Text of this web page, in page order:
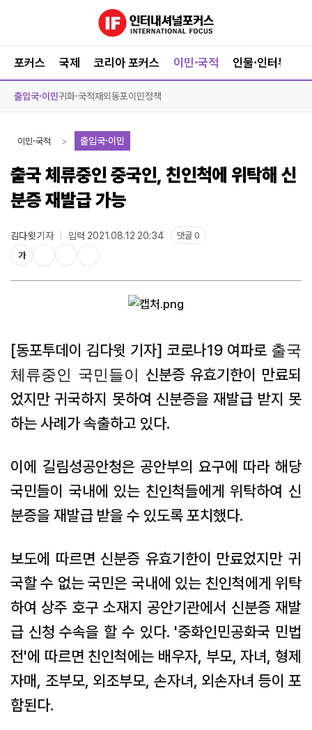
포커스 국제 코리아 포커스 이민·국적 인물·인터뷰
출입국·이민귀화·국적재외동포이민정책
이민·국적 출입국·이민
출국 체류중인 중국인, 친인척에 위탁해 신
분증 재발급 가능
김다윗기자 입력 2021.08.12 20:34
댓글 0
가
[동포투데이 김다윗 기자] 코로나19 여파로 출국
체류중인 국민들이 신분증 유효기한이 만료되
었지만 귀국하지 못하여 신분증을 재발급 받지 못
하는 사례가 속출하고 있다.
이에 길림성공안청은 공안부의 요구에 따라 해당
국민들이 국내에 있는 친인척들에게 위탁하여 신
분증을 재발급 받을 수 있도록 포치했다.
보도에 따르면 신분증 유효기한이 만료었지만 귀
국할 수 없는 국민은 국내에 있는 친인척에게 위탁
하여 상주 호구 소재지 공안기관에서 신분증 재발
급 신청 수속을 할 수 있다. '중화인민공화국 민법
전'에 따르면 친인척에는 배우자, 부모, 자녀, 형제
자매, 조부모, 외조부모, 손자녀, 외손자녀 등이 포
함된다.